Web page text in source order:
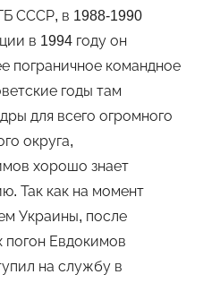
СССР, в 1988-1990
в 1994 году он
пограничное командное
годы там
для всего огромного
округа,
хорошо знает
Так как на момент
Украины, после
погон Евдокимов
на службу в